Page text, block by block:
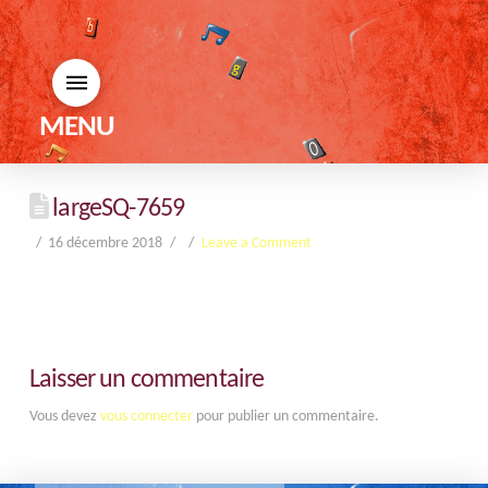
MENU
largeSQ-7659
16 décembre 2018 Leave a Comment
Laisser un commentaire
Vous devez vous connecterpour publier un commentaire.